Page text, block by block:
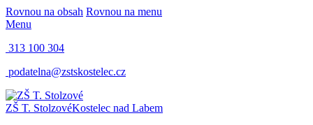
Rovnou na obsah Rovnou na menu
Menu
313 100 304
podatelna@zstskostelec.cz
ZŠ T. StolzovéKostelec nad Labem